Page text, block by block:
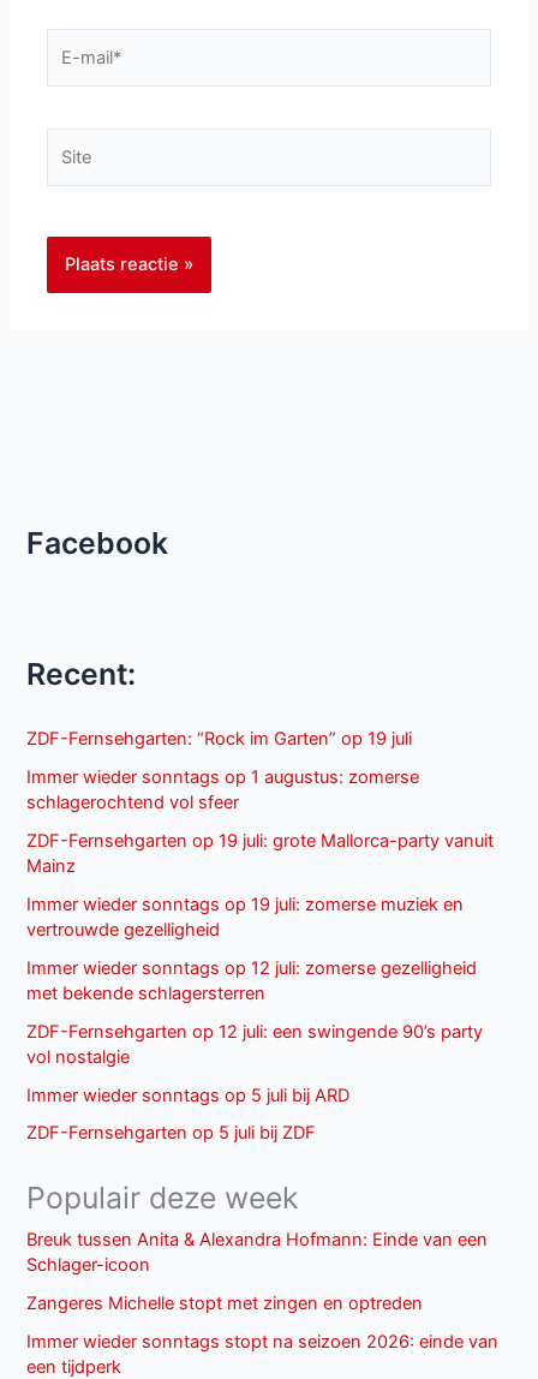
mail*
Facebook
Recent:
ZDF-Fernsehgarten: “Rock im Garten” op 19 juli
Immer wieder sonntags op 1 augustus: zomerse
schlagerochtend vol sfeer
ZDF-Fernsehgarten op 19 juli: grote Mallorca-party vanuit
Mainz
Immer wieder sonntags op 19 juli: zomerse muziek en
vertrouwde gezelligheid
Immer wieder sonntags op 12 juli: zomerse gezelligheid
met bekende schlagersterren
ZDF-Fernsehgarten op 12 juli: een swingende 90’s party
vol nostalgie
Immer wieder sonntags op 5 juli bij ARD
ZDF-Fernsehgarten op 5 juli bij ZDF
Populair deze week
Breuk tussen Anita & Alexandra Hofmann: Einde van een
Schlager-icoon
Zangeres Michelle stopt met zingen en optreden
Immer wieder sonntags stopt na seizoen 2026: einde van
een tijdperk